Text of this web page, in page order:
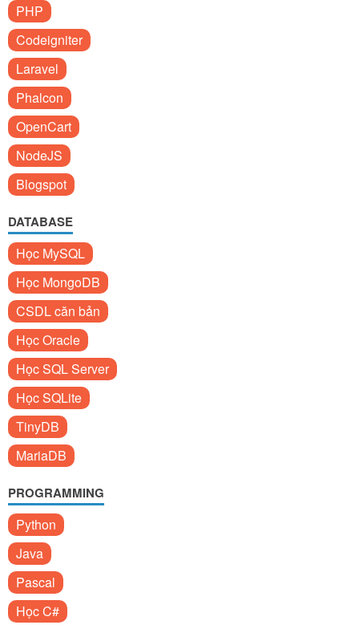
PHP
Codeigniter
Laravel
Phalcon
OpenCart
NodeJS
Blogspot
DATABASE
Học MySQL
Học MongoDB
CSDL căn bản
Học Oracle
Học SQL Server
Học SQLite
TinyDB
MariaDB
PROGRAMMING
Python
Java
Pascal
Học C#